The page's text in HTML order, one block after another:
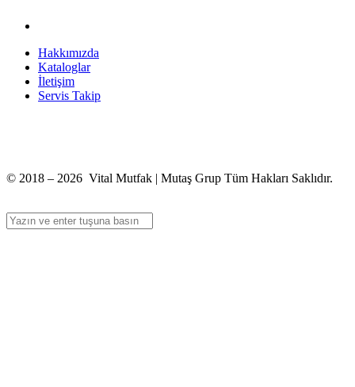
Hakkımızda
Kataloglar
İletişim
Servis Takip
© 2018 – 2026 Vital Mutfak | Mutaş Grup Tüm Hakları Saklıdır.